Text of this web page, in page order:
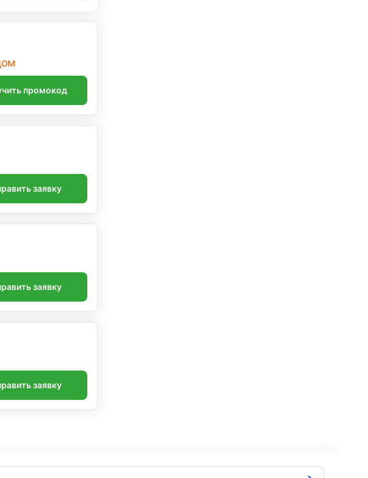
снятие
промокод
заявку
заявку
заявку